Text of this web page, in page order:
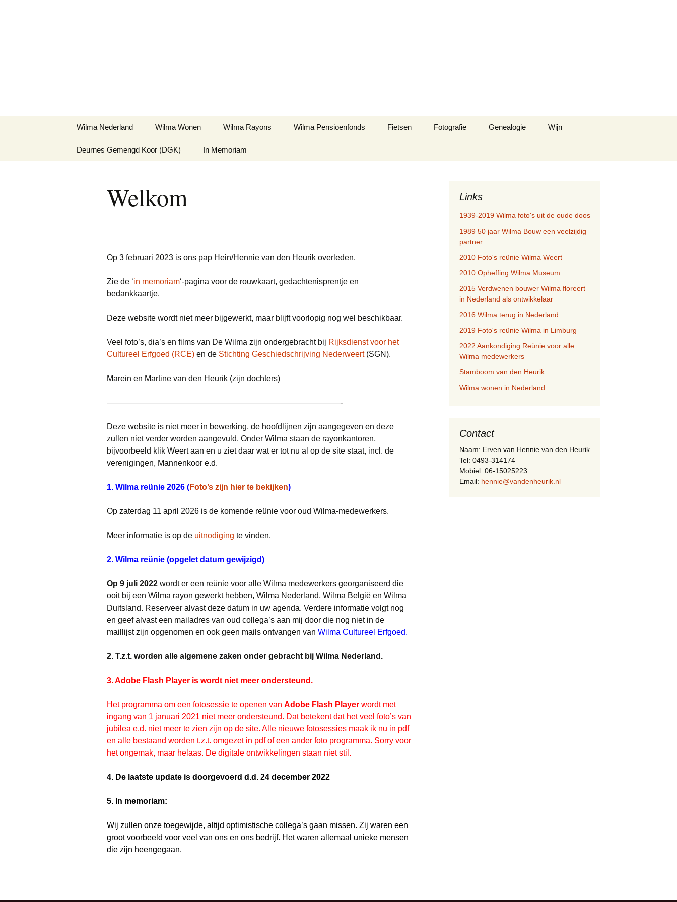
Wilma Nederland Wilma Wonen Wilma Rayons Wilma Pensioenfonds Fietsen Fotografie Genealogie Wijn
Deurnes Gemengd Koor (DGK) In Memoriam
Welkom
Op 3 februari 2023 is ons pap Hein/Hennie van den Heurik overleden.
Zie de ‘in memoriam‘-pagina voor de rouwkaart, gedachtenisprentje en
bedankkaartje.
Deze website wordt niet meer bijgewerkt, maar blijft voorlopig nog wel beschikbaar.
Veel foto’s, dia’s en films van De Wilma zijn ondergebracht bij Rijksdienst voor het
Cultureel Erfgoed (RCE) en de Stichting Geschiedschrijving Nederweert(SGN).
Marein en Martine van den Heurik (zijn dochters)
—————————————————————————————-
Deze website is niet meer in bewerking, de hoofdlijnen zijn aangegeven en deze
zullen niet verder worden aangevuld. Onder Wilma staan de rayonkantoren,
bijvoorbeeld klik Weert aan en u ziet daar wat er tot nu al op de site staat, incl. de
verenigingen, Mannenkoor e.d.
1. Wilma reünie 2026 (Foto’s zijn hier te bekijken)
Op zaterdag 11 april 2026 is de komende reünie voor oud Wilma-medewerkers.
Meer informatie is op de uitnodiging te vinden.
2. Wilma reünie (opgelet datum gewijzigd)
Op 9 juli 2022 wordt er een reünie voor alle Wilma medewerkers georganiseerd die
ooit bij een Wilma rayon gewerkt hebben, Wilma Nederland, Wilma België en Wilma
Duitsland. Reserveer alvast deze datum in uw agenda. Verdere informatie volgt nog
en geef alvast een mailadres van oud collega’s aan mij door die nog niet in de
maillijst zijn opgenomen en ook geen mails ontvangen van Wilma Cultureel Erfgoed.
2. T.z.t. worden alle algemene zaken onder gebracht bij Wilma Nederland.
3. Adobe Flash Player is wordt niet meer ondersteund.
Het programma om een fotosessie te openen van Adobe Flash Player wordt met
ingang van 1 januari 2021 niet meer ondersteund. Dat betekent dat het veel foto’s van
jubilea e.d. niet meer te zien zijn op de site. Alle nieuwe fotosessies maak ik nu in pdf
en alle bestaand worden t.z.t. omgezet in pdf of een ander foto programma. Sorry voor
het ongemak, maar helaas. De digitale ontwikkelingen staan niet stil.
4. De laatste update is doorgevoerd d.d. 24 december 2022
5. In memoriam:
Wij zullen onze toegewijde, altijd optimistische collega’s gaan missen. Zij waren een
groot voorbeeld voor veel van ons en ons bedrijf. Het waren allemaal unieke mensen
die zijn heengegaan.
Links
1939-2019 Wilma foto's uit de oude doos
1989 50 jaar Wilma Bouw een veelzijdig
partner
2010 Foto's reünie Wilma Weert
2010 Opheffing Wilma Museum
2015 Verdwenen bouwer Wilma floreert
in Nederland als ontwikkelaar
2016 Wilma terug in Nederland
2019 Foto's reünie Wilma in Limburg
2022 Aankondiging Reünie voor alle
Wilma medewerkers
Stamboom van den Heurik
Wilma wonen in Nederland
Contact
Naam: Erven van Hennie van den Heurik
Tel: 0493-314174
Mobiel: 06-15025223
Email: hennie@vandenheurik.nl